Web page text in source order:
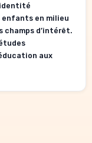
en milieu
d’intérêt.
aux